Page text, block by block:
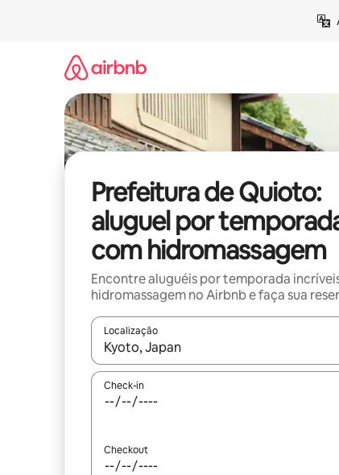
Prefeitura de Quioto:
aluguel por
com hidromassagem
Encontre aluguéis por temporada
hidromassagem no Airbnb e faça sua
Localização
Quando os resultados estiverem
Check-in
Checkout